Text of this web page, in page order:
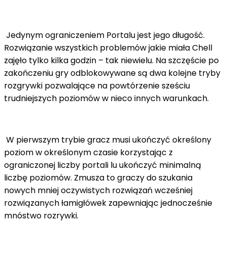
Jedynym ograniczeniem Portalu jest jego długość.
Rozwiązanie wszystkich problemów jakie miała Chell
zajęło tylko kilka godzin – tak niewielu. Na szczęście po
zakończeniu gry odblokowywane są dwa kolejne tryby
rozgrywki pozwalające na powtórzenie sześciu
trudniejszych poziomów w nieco innych warunkach.
W pierwszym trybie gracz musi ukończyć określony
poziom w określonym czasie korzystając z
ograniczonej liczby portali lu ukończyć minimalną
liczbę poziomów. Zmusza to graczy do szukania
nowych mniej oczywistych rozwiązań wcześniej
rozwiązanych łamigłówek zapewniając jednocześnie
mnóstwo rozrywki.